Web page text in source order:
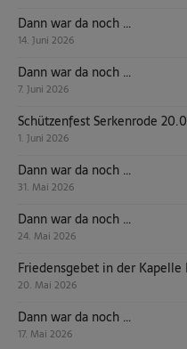
Dann war da noch …
14. Juni 2026
Dann war da noch …
7. Juni 2026
Schützenfest Serkenrode
1. Juni 2026
Dann war da noch …
31. Mai 2026
Dann war da noch …
24. Mai 2026
Friedensgebet in der Kapelle
20. Mai 2026
Dann war da noch …
17. Mai 2026